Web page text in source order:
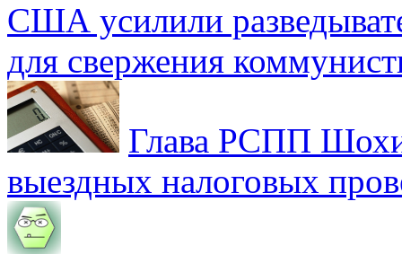
США усилили
для свержения
Глава РСПП
выездных налоговых